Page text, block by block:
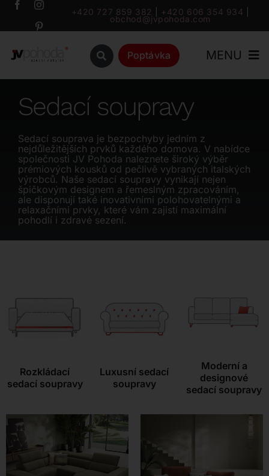
Přeskočit
+420 727 859 382 +420 606 354 934
obchod@jvpohoda.com
Poptávka MENU
Katalog
Značky
Outlet
Sedací soupravy
Sedací souprava je bezpochyby jedním z
nejdůležitějších prvků každého domova. V nabídce
společnosti JV Pohoda naleznete široký výběr
prémiových kousků od pečlivě vybraných italských
výrobců. Naše sedací soupravy vynikají nejen
špičkovým designem a řemeslným zpracováním,
ale disponují také inovativními polohovatelnými a
relaxačními prvky, které vám zajistí maximální
pohodlí i zdravé sezení.
Rozkládací
sedací soupravy
Luxusní sedací
soupravy
Moderní a
designové
sedací soupravy